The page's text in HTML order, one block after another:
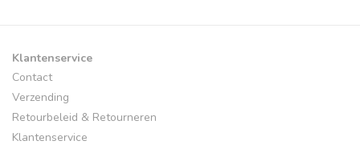
Klantenservice
Contact
Verzending
Retourbeleid & Retourneren
Klantenservice